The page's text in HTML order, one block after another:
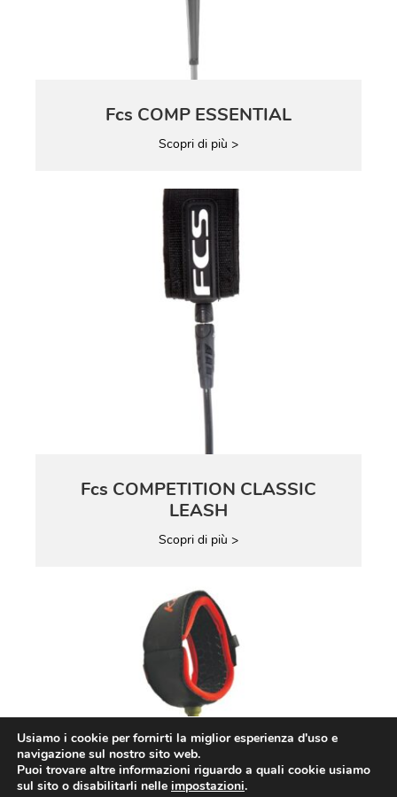
Fcs COMP ESSENTIAL
Scopri di più >
Fcs COMPETITION CLASSIC
LEASH
Scopri di più >
Usiamo i cookie per fornirti la miglior esperienza d'uso e
navigazione sul nostro sito web.
Puoi trovare altre informazioni riguardo a quali cookie usiamo
sul sito o disabilitarli nelle impostazioni.